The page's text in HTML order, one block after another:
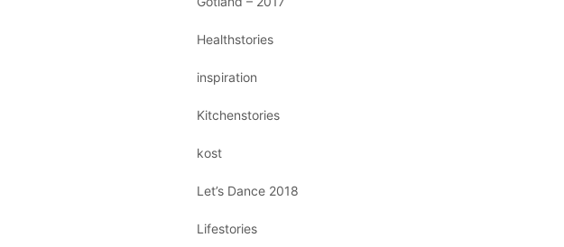
Healthstories
inspiration
Kitchenstories
kost
Let’s Dance 2018
Lifestories